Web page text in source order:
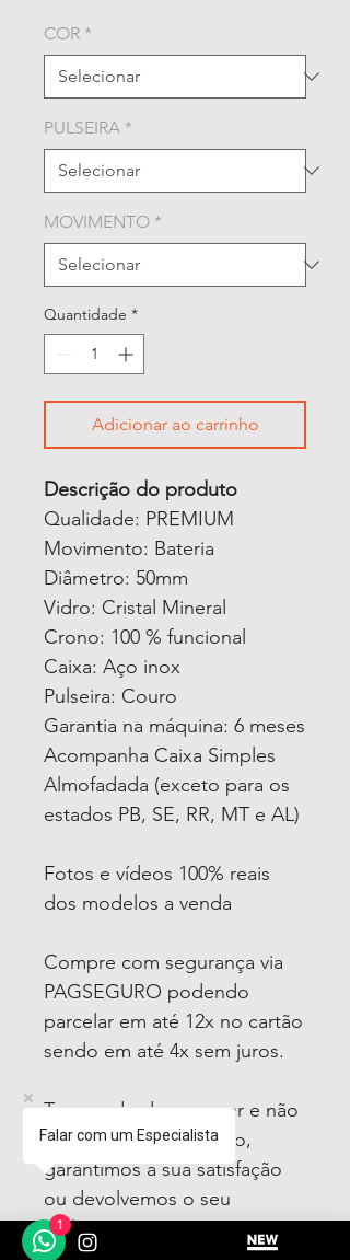
COR *
PULSEIRA *
MOVIMENTO *
Quantidade *
Adicionar ao carrinho
Descrição do produto
Qualidade: PREMIUM
Movimento: Bateria
Diâmetro: 50mm
Vidro: Cristal Mineral
Crono: 100 % funcional
Caixa: Aço inox
Pulseira: Couro
Garantia na máquina: 6 meses
Acompanha Caixa Simples
Almofadada (exceto para os
estados PB, SE, RR, MT e AL)
Fotos e vídeos 100% reais
dos modelos a venda
Compre com segurança via
PAGSEGURO podendo
parcelar em até 12x no cartão
sendo em até 4x sem juros.
Tem medo de comprar e não
gostar? Fique tranquilo,
garantimos a sua satisfação
ou devolvemos o seu
dinheiro
Falar com um Especialista
1